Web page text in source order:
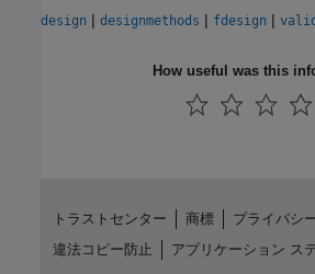
design | designmethods | fdesign |
How useful was this
トラストセンター 商標
プライバシ
違法コピー防止
アプリケーション ス